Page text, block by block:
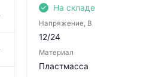
На складе
Напряжение, В
12/24
Материал
Пластмасса